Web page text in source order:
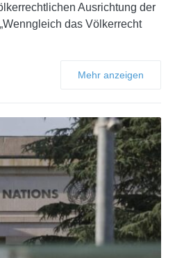
Ausrichtung der
das Völkerrecht
Mehr anzeigen